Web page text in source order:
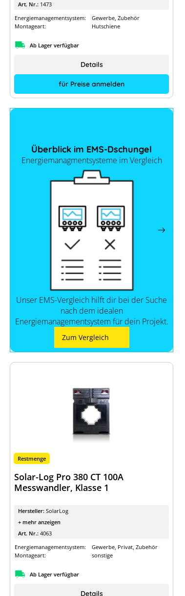
Art. Nr.: 1473
Energiemanagementsystem:
Gewerbe, Zubehör
Montageart:
Hutschiene
Ab Lager verfügbar
für Preise anmelden
Details
Überblick im EMS-Dschungel
Energiemanagmentsysteme im Vergleich
Unser EMS-Vergleich hilft dir bei der Suche
nach dem idealen
Energiemanagementsystem für dein Projekt.
Zum Vergleich
Restmenge
Solar-Log Pro 380 CT 100A
Messwandler, Klasse 1
Hersteller: SolarLog
+ mehr anzeigen
Art. Nr.: 4063
Energiemanagementsystem:
Gewerbe, Privat, Zubehör
Montageart:
sonstige
Ab Lager verfügbar
Details